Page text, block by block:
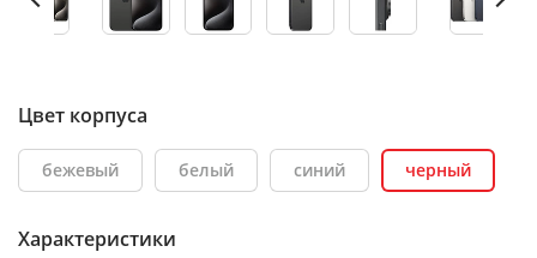
Цвет корпуса
бежевый белый синий черный
Характеристики